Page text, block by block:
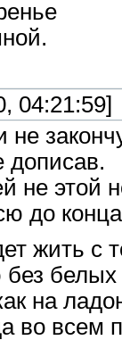
04:21:59]
не
дописав.
не этой
до
жить с
белых
на
во всем